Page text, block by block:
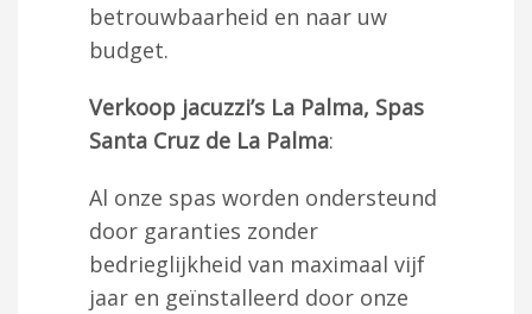
betrouwbaarheid en naar uw
budget.
Verkoop jacuzzi’s La Palma, Spas
Santa Cruz de La Palma:
Al onze spas worden ondersteund
door garanties zonder
bedrieglijkheid van maximaal vijf
jaar en geïnstalleerd door onze